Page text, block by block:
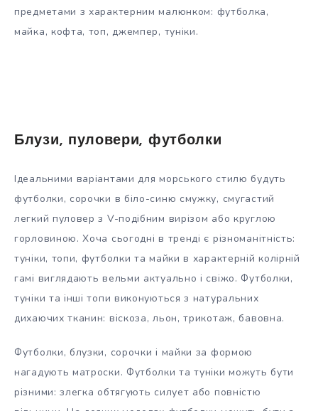
предметами з характерним малюнком: футболка,
майка, кофта, топ, джемпер, туніки.
Блузи, пуловери, футболки
Ідеальними варіантами для морського стилю будуть
футболки, сорочки в біло-синю смужку, смугастий
легкий пуловер з V-подібним вирізом або круглою
горловиною. Хоча сьогодні в тренді є різноманітність:
туніки, топи, футболки та майки в характерній колірній
гамі виглядають вельми актуально і свіжо. Футболки,
туніки та інші топи виконуються з натуральних
дихаючих тканин: віскоза, льон, трикотаж, бавовна.
Футболки, блузки, сорочки і майки за формою
нагадують матроски. Футболки та туніки можуть бути
різними: злегка обтягують силует або повністю